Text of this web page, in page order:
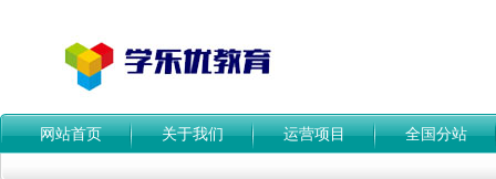
网站首页 关于我们 运营项目 全国分站